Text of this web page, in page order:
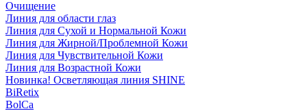
Очищение
Линия для области глаз
Линия для Сухой и Нормальной Кожи
Линия для Жирной/Проблемной Кожи
Линия для Чувствительной Кожи
Линия для Возрастной Кожи
Новинка! Осветляющая линия SHINE
BiRetix
BolCa